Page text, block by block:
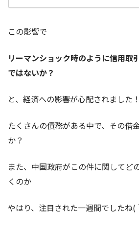
この影響で
リーマンショック時のように信用取
ではないか？
と、経済への影響が心配されました！
たくさんの債務がある中で、その借
か？
また、中国政府がこの件に関してど
くのか
やはり、注目された一週間でしたね